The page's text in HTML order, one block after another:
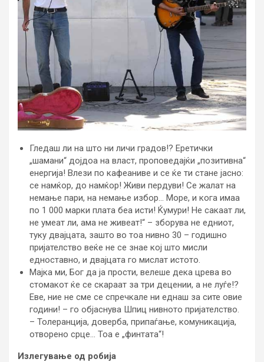
Гледаш ли на што ни личи градов!? Еретички
„шамани“ дојдоа на власт, проповедајќи „позитивна“
енергија! Влези по кафеаниве и се ќе ти стане јасно:
се намќор, до намќор! Живи пердуви! Се жалат на
немање пари, на немање избор… Море, и кога имаа
по 1 000 марки плата беа исти! Ќумури! Не сакаат ли,
не умеат ли, ама не живеат!“ – зборува не едниот,
туку двајцата, зашто во тоа нивно 30 – годишно
пријателство веќе не се знае кој што мисли
едноставно, и двајцата го мислат истото.
Мајка ми, Бог да ја прости, велеше дека црева во
стомакот ќе се скараат за три децении, а не луѓе!?
Еве, ние не сме се спречкале ни еднаш за сите овие
години! – го објаснува Шпиц нивното пријателство.
– Толеранција, доверба, припаѓање, комуникација,
отворено срце… Тоа е „финтата“!
Излегување од робија